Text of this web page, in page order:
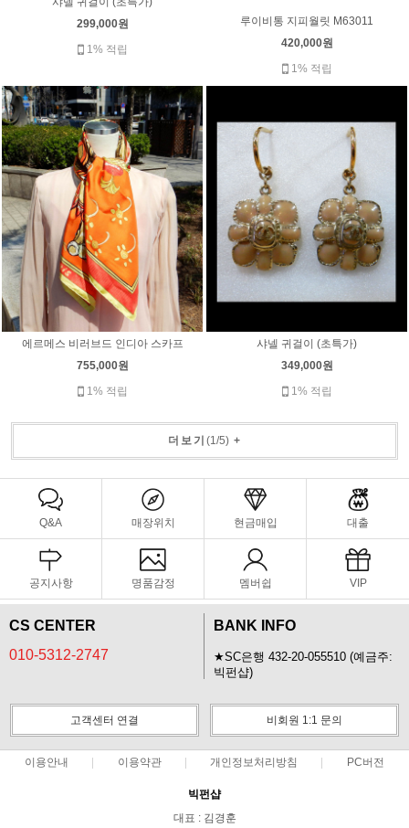
299,000원
1% 적립
루이비통 지피월릿 M63011
420,000원
1% 적립
에르메스 비러브드 인디아 스카프
755,000원
1% 적립
샤넬 귀걸이 (초특가)
349,000원
1% 적립
더보기 (1/5)+
Q&A 매장위치 현금매입 대출
공지사항 명품감정 멤버쉽 VIP
CS CENTER
010-5312-2747
BANK INFO
★SC은행 432-20-055510 (예금주:
빅펀샵)
고객센터 연결 비회원 1:1 문의
이용안내 이용약관 개인정보처리방침 PC버전
빅펀샵
대표 : 김경훈